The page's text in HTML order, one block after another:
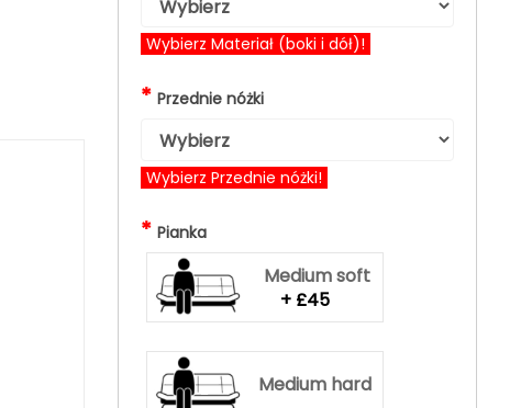
Wybierz Materiał (boki i dół)!
*Przednie nóżki
Wybierz Przednie nóżki!
*Pianka
Medium soft
+ £45
Medium hard